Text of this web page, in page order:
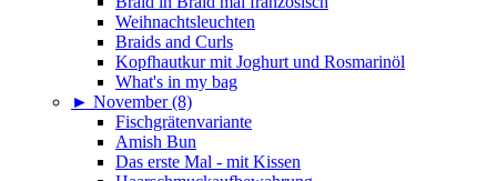
Weihnachtsleuchten
Braids and Curls
Kopfhautkur mit Joghurt und Rosmarinöl
What's in my bag
► November (8)
Fischgrätenvariante
Amish Bun
Das erste Mal - mit Kissen